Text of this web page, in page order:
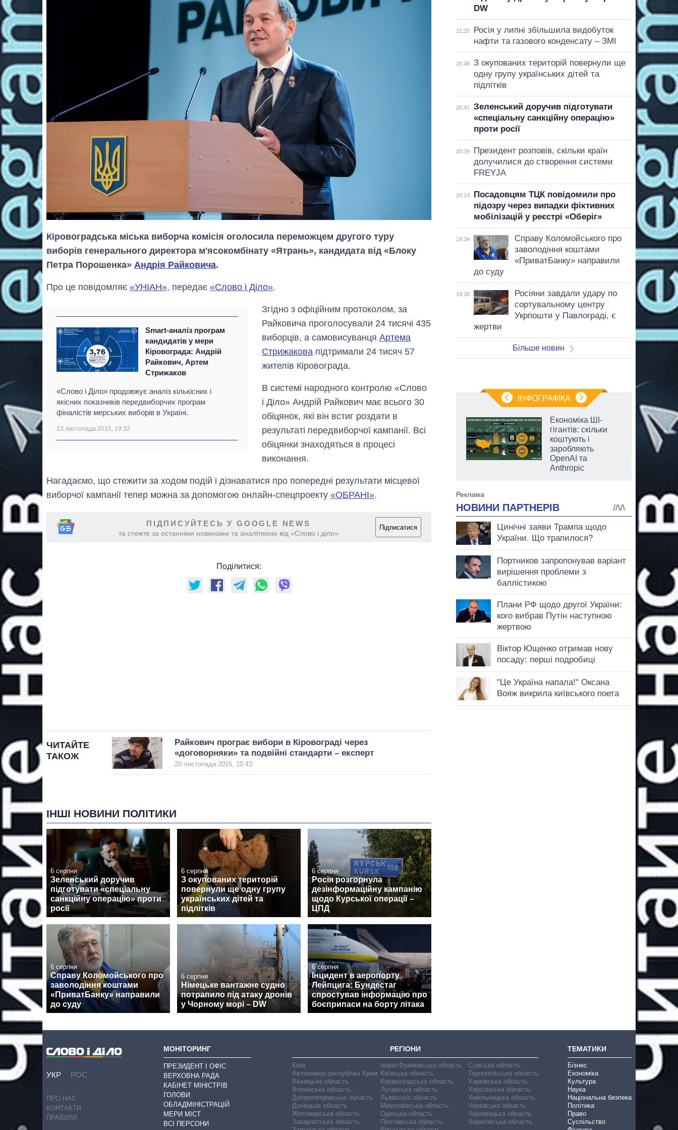
Кіровоградська міська виборча комісія оголосила переможцем другого туру
виборів генерального директора м'ясокомбінату «Ятрань», кандидата від «Блоку
Петра Порошенка» Андрія Райковича.
Про це повідомляє «УНІАН», передає «Слово і Діло».
Smart-аналіз програм
кандидатів у мери
Кіровограда: Андрій
Райкович, Артем
Стрижаков
«Слово і Діло» продовжує аналіз кількісних і
якісних показників передвиборчих програм
фіналістів мерських виборів в Україні.
13 листопада 2015, 19:32
Згідно з офіційним протоколом, за
Райковича проголосували 24 тисячі 435
виборців, а самовисуванцяАртема
Стрижакова підтримали 24 тисяч 57
жителів Кіровограда.
В системі народного контролю «Слово
і Діло» Андрій Райкович має всього 30
обіцянок, які він встиг роздати в
результаті передвиборчої кампанії. Всі
обіцянки знаходяться в процесі
виконання.
Нагадаємо, що стежити за ходом подій і дізнаватися про попередні результати місцевої
виборчої кампанії тепер можна за допомогою онлайн-спецпроекту «ОБРАНІ».
ПІДПИСУЙТЕСЬ У GOOGLE NEWS
та стежте за останніми новинами та аналітикою від «Слово і діло»
Підписатися
Поділитися:
ЧИТАЙТЕ
ТАКОЖ
Райкович програє вибори в Кіровограді через
«договорняки» та подвійні стандарти – експерт
20 листопада 2015, 10:43
ІНШІ НОВИНИ ПОЛІТИКИ
6 серпня
Зеленський доручив
підготувати «спеціальну
санкційну операцію» проти
росії
6 серпня
З окупованих територій
повернули ще одну групу
українських дітей та
підлітків
6 серпня
Росія розгорнула
дезінформаційну кампанію
щодо Курської операції –
ЦПД
6 серпня
Справу Коломойського про
заволодіння коштами
«ПриватБанку» направили
до суду
6 серпня
Німецьке вантажне судно
потрапило під атаку дронів
у Чорному морі – DW
6 серпня
Інцидент в аеропорту
Лейпцига: Бундестаг
спростував інформацію про
боєприпаси на борту літака
DW
21:25
Росія у липні збільшила видобуток
нафти та газового конденсату – ЗМІ
20:46
З окупованих територій повернули ще
одну групу українських дітей та
підлітків
20:41
Зеленський доручив підготувати
«спеціальну санкційну операцію»
проти росії
20:39
Президент розповів, скільки країн
долучилися до створення системи
FREYJA
20:14
Посадовцям ТЦК повідомили про
підозру через випадки фіктивних
мобілізацій у реєстрі «Оберіг»
19:34
Справу Коломойського про
заволодіння коштами
«ПриватБанку» направили
до суду
19:30
Росіяни завдали удару по
сортувальному центру
Укрпошти у Павлограді, є
жертви
Більше новин
ІНФОГРАФІКА
Як за 10 років
змінилася кількість
вступників на
бакалаврат,
Економіка ШІ-
гігантів: скільки
коштують і
заробляють
OpenAI та
Anthropic
УКР РОС
ПРО НАС
КОНТАКТИ
ПРАВИЛА
МОНІТОРИНГ
ПРЕЗИДЕНТ І ОФІС
ВЕРХОВНА РАДА
КАБІНЕТ МІНІСТРІВ
ГОЛОВИ
ОБЛАДМІНІСТРАЦІЙ
МЕРИ МІСТ
ВСІ ПЕРСОНИ
РЕГІОНИ
Київ
Автономна республіка Крим
Вінницька область
Волинська область
Дніпропетровська область
Донецька область
Житомирська область
Закарпатська область
Івано-Франківська область
Київська область
Кіровоградська область
Луганська область
Львівська область
Миколаївська область
Одеська область
Полтавська область
Сумська область
Тернопільська область
Харківська область
Херсонська область
Хмельницька область
Черкаська область
Чернівецька область
Чернігівська область
ТЕМАТИКИ
Бізнес
Економіка
Культура
Наука
Національна безпека
Політика
Право
Суспільство